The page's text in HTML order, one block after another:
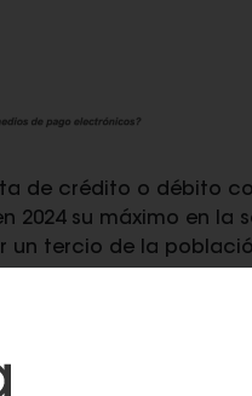
de crédito o débito
2024 su máximo en la
un tercio de la
a 1.200€